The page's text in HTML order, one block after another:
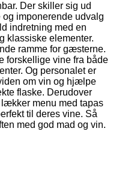
Der skiller sig ud
imponerende udvalg
indretning med en
klassiske elementer.
ramme for gæsterne.
forskellige vine fra både
Og personalet er
om vin og hjælpe
flaske. Derudover
menu med tapas
til deres vine. Så
med god mad og vin.